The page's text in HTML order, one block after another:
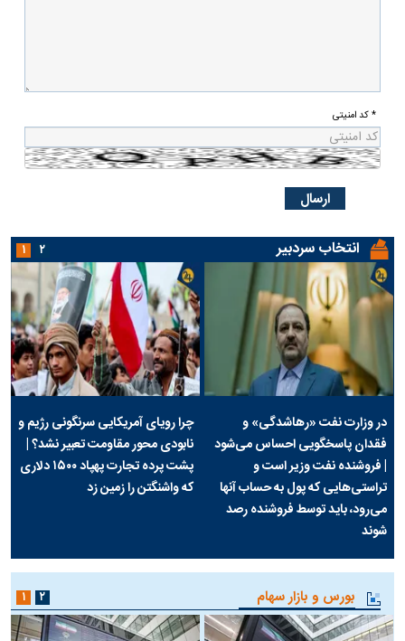
* کد امنیتی
انتخاب سردبیر
در وزارت نفت «رهاشدگی» و
فقدان پاسخگویی احساس می‌شود
| فروشنده نفت وزیر است و
تراستی‌هایی که پول به حساب آنها
می‌رود، باید توسط فروشنده رصد
شوند
چرا رویای آمریکایی سرنگونی رژیم و
نابودی محور مقاومت تعبیر نشد؟ |
پشت پرده تجارت پهپاد‌ ۱۵۰۰ دلاری
که واشنگتن را زمین زد
۱ ۲
بورس و بازار سهام ۱ ۲